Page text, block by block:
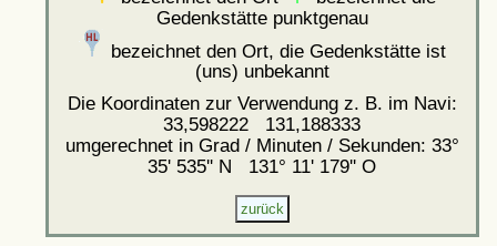
Gedenkstätte punktgenau
bezeichnet den Ort, die Gedenkstätte ist
(uns) unbekannt
Die Koordinaten zur Verwendung z. B. im Navi:
33,598222 131,188333
umgerechnet in Grad / Minuten / Sekunden: 33°
35' 535'' N 131° 11' 179'' O